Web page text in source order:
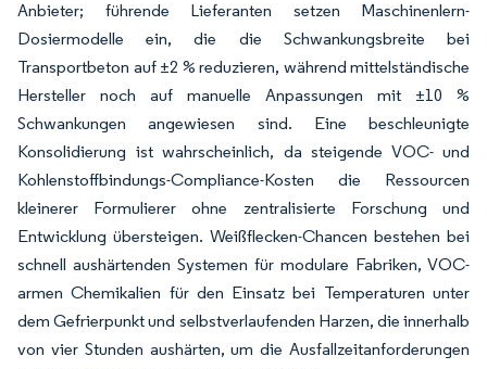
Anbieter; führende Lieferanten setzen Maschinenlern-
Dosiermodelle ein, die die Schwankungsbreite bei
Transportbeton auf ±2 % reduzieren, während mittelständische
Hersteller noch auf manuelle Anpassungen mit ±10 %
Schwankungen angewiesen sind. Eine beschleunigte
Konsolidierung ist wahrscheinlich, da steigende VOC- und
Kohlenstoffbindungs-Compliance-Kosten die Ressourcen
kleinerer Formulierer ohne zentralisierte Forschung und
Entwicklung übersteigen. Weißflecken-Chancen bestehen bei
schnell aushärtenden Systemen für modulare Fabriken, VOC-
armen Chemikalien für den Einsatz bei Temperaturen unter
dem Gefrierpunkt und selbstverlaufenden Harzen, die innerhalb
von vier Stunden aushärten, um die Ausfallzeitanforderungen